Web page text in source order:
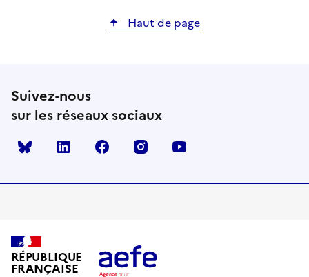
Haut de page
Suivez-nous
sur les réseaux sociaux
Bluesky linkedin facebook instagram
RÉPUBLIQUE
FRANÇAISE